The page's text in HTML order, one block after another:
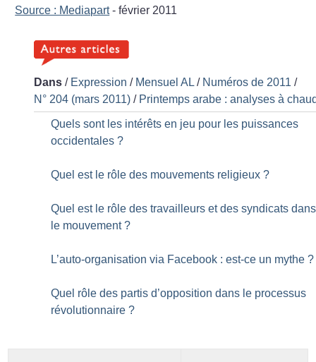
Source : Mediapart- février 2011
Dans / Expression / Mensuel AL / Numéros de 2011 /
N° 204 (mars 2011) / Printemps arabe : analyses à
Quels sont les intérêts en jeu pour les puissances
occidentales ?
Quel est le rôle des mouvements religieux ?
Quel est le rôle des travailleurs et des syndicats dans
le mouvement ?
L’auto-organisation via Facebook : est-ce un mythe ?
Quel rôle des partis d’opposition dans le processus
révolutionnaire ?